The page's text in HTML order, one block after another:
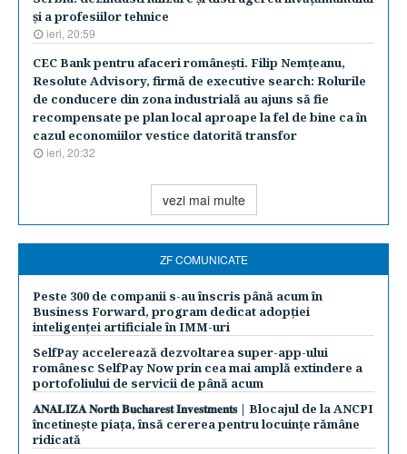
şi a profesiilor tehnice
ieri, 20:59
CEC Bank pentru afaceri româneşti. Filip Nemţeanu,
Resolute Advisory, firmă de executive search: Rolurile
de conducere din zona industrială au ajuns să fie
recompensate pe plan local aproape la fel de bine ca în
cazul economiilor vestice datorită transfor
ieri, 20:32
vezi mai multe
ZF COMUNICATE
Peste 300 de companii s-au înscris până acum în
Business Forward, program dedicat adopției
inteligenței artificiale în IMM-uri
SelfPay accelerează dezvoltarea super-app-ului
românesc SelfPay Now prin cea mai amplă extindere a
portofoliului de servicii de până acum
𝐀𝐍𝐀𝐋𝐈𝐙𝐀 𝐍𝐨𝐫𝐭𝐡 𝐁𝐮𝐜𝐡𝐚𝐫𝐞𝐬𝐭 𝐈𝐧𝐯𝐞𝐬𝐭𝐦𝐞𝐧𝐭𝐬 | Blocajul de la ANCPI
încetinește piața, însă cererea pentru locuințe rămâne
ridicată